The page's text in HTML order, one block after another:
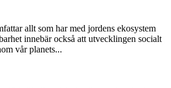
allt som har med jordens ekosystem
innebär också att utvecklingen socialt
vår planets...